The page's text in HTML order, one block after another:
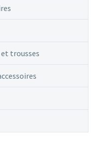
trousses